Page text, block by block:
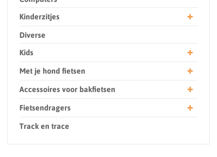
Kinderzitjes
Diverse
Kids
Met je hond fietsen
Accessoires voor bakfietsen
Fietsendragers
Track en trace